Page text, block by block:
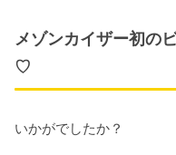
メゾンカイザー初の
♡
いかがでしたか？